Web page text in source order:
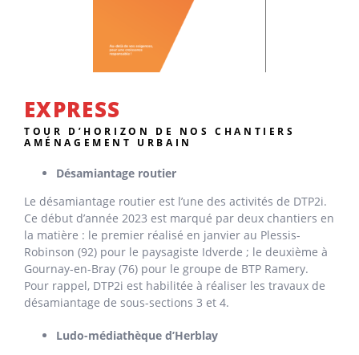
EXPRESS
TOUR D’HORIZON DE NOS CHANTIERS
AMÉNAGEMENT URBAIN
Désamiantage routier
Le désamiantage routier est l’une des activités de DTP2i.
Ce début d’année 2023 est marqué par deux chantiers en
la matière : le premier réalisé en janvier au Plessis-
Robinson (92) pour le paysagiste Idverde ; le deuxième à
Gournay-en-Bray (76) pour le groupe de BTP Ramery.
Pour rappel, DTP2i est habilitée à réaliser les travaux de
désamiantage de sous-sections 3 et 4.
Ludo-médiathèque d’Herblay